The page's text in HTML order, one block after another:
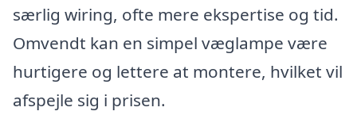
særlig wiring, ofte mere ekspertise og tid.
Omvendt kan en simpel væglampe være
hurtigere og lettere at montere, hvilket vil
afspejle sig i prisen.